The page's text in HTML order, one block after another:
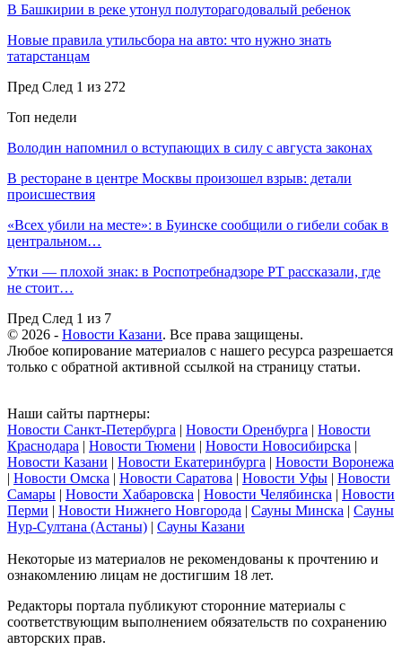
В Башкирии в реке утонул полуторагодовалый ребенок
Новые правила утильсбора на авто: что нужно знать
татарстанцам
Пред След 1 из 272
Топ недели
Володин напомнил о вступающих в силу с августа законах
В ресторане в центре Москвы произошел взрыв: детали
происшествия
«Всех убили на месте»: в Буинске сообщили о гибели собак в
центральном…
Утки — плохой знак: в Роспотребнадзоре РТ рассказали, где
не стоит…
Пред След 1 из 7
© 2026 - Новости Казани. Все права защищены.
Любое копирование материалов с нашего ресурса разрешается
только с обратной активной ссылкой на страницу статьи.
Наши сайты партнеры:
Новости Санкт-Петербурга | Новости Оренбурга | Новости
Краснодара | Новости Тюмени | Новости Новосибирска |
Новости Казани | Новости Екатеринбурга | Новости Воронежа
| Новости Омска | Новости Саратова | Новости Уфы | Новости
Самары | Новости Хабаровска | Новости Челябинска | Новости
Перми | Новости Нижнего Новгорода | Сауны Минска | Сауны
Нур-Султана (Астаны) | Сауны Казани
Некоторые из материалов не рекомендованы к прочтению и
ознакомлению лицам не достигшим 18 лет.
Редакторы портала публикуют сторонние материалы с
соответствующим выполнением обязательств по сохранению
авторских прав.